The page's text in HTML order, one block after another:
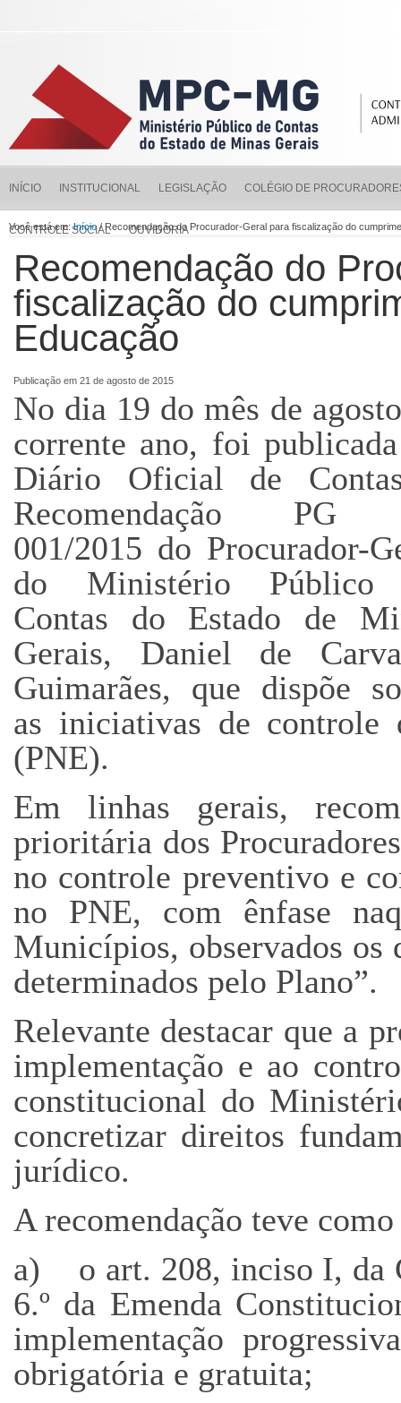
INÍCIO INSTITUCIONAL LEGISLAÇÃO COLÉGIO DE
CONTROLE SOCIAL OUVIDORIA
Você está em:Início/ Recomendação do Procurador-Geral para fiscalização do
Recomendação do
fiscalização do
Educação
Publicação em 21 de agosto de 2015
No dia 19 do mês de
corrente ano, foi
Diário Oficial de
Recomendação PG
001/2015 do Procurador-
do Ministério Público
Contas do Estado de
Gerais, Daniel de
Guimarães, que dispõe
as iniciativas de controle
(PNE).
Em linhas gerais,
prioritária dos
no controle preventivo e
no PNE, com ênfase
Municípios, observados os
determinados pelo Plano”.
Relevante destacar que a
implementação e ao
constitucional do
concretizar direitos
jurídico.
A recomendação teve
a) o art. 208, inciso I, da
6.º da Emenda
implementação
obrigatória e gratuita;